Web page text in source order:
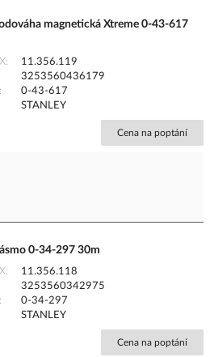
magnetická Xtreme 0-43-617
11.356.119
3253560436179
0-43-617
STANLEY
Cena na poptání
0-34-297 30m
11.356.118
3253560342975
0-34-297
STANLEY
Cena na poptání